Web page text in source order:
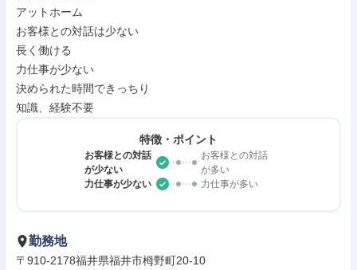
アットホーム
お客様との対話は少ない
長く働ける
力仕事が少ない
決められた時間できっちり
知識、経験不要
特徴・ポイント
お客様との対話
が少ない
お客様との対話
が多い
力仕事が少ない
力仕事が多い
勤務地
〒910-2178福井県福井市栂野町20-10